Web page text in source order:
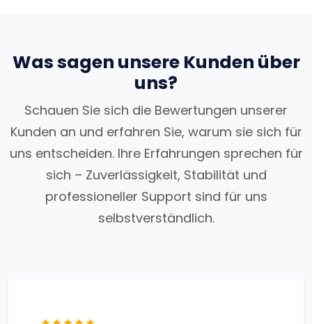
Was sagen unsere Kunden über
uns?
Schauen Sie sich die Bewertungen unserer
Kunden an und erfahren Sie, warum sie sich für
uns entscheiden. Ihre Erfahrungen sprechen für
sich – Zuverlässigkeit, Stabilität und
professioneller Support sind für uns
selbstverständlich.